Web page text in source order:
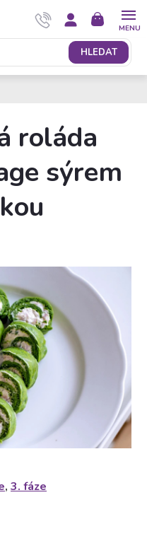
HLEDAT
NÁKUPNÍ
KOŠÍK
roláda
sýrem
, 3. fáze